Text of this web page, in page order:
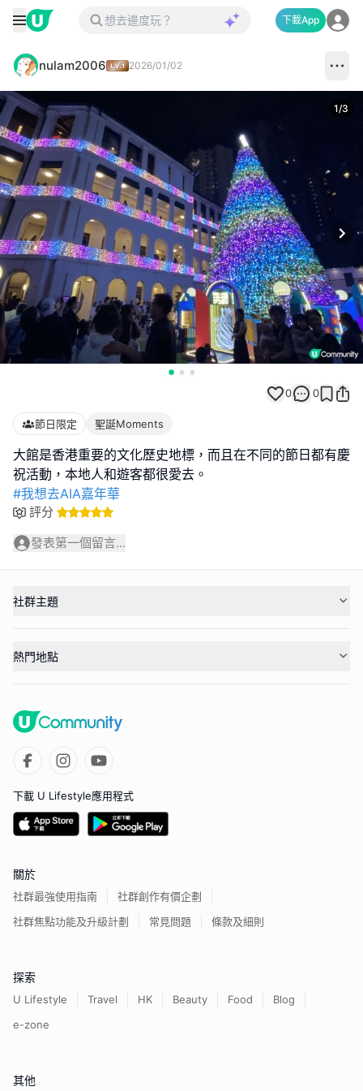
下載App
nulam2006 2026/01/02
1/3
0 0
節日限定 聖誕Moments
大館是香港重要的文化歷史地標，而且在不同的節日都有慶
#我想去AIA嘉年華
評分
發表第一個留言...
社群主題
熱門地點
下載 U Lifestyle應用程式
關於
社群最強使用指南
社群創作有價企劃
社群焦點功能及升級計劃
常見問題 條款及細則
探索
U Lifestyle Travel HK Beauty Food
Blog
e-zone
其他